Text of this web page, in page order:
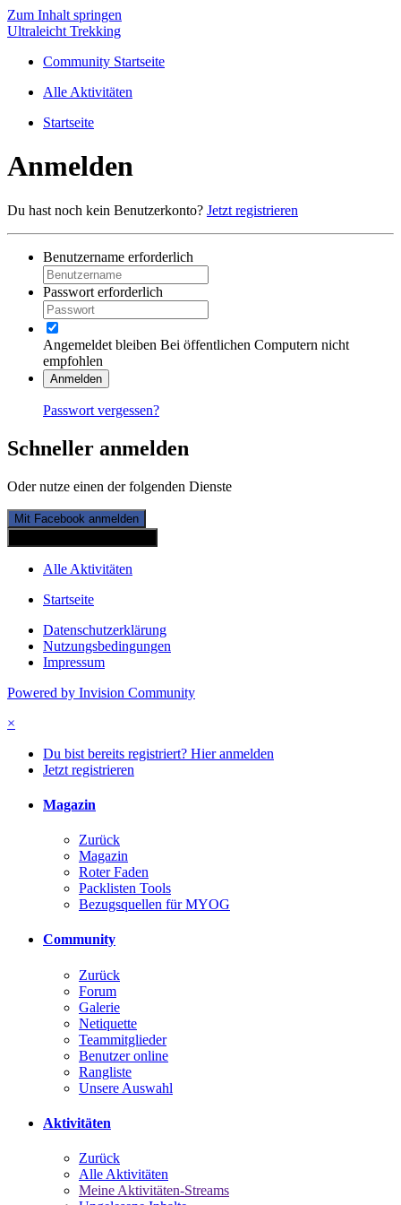
Zum Inhalt springen
Ultraleicht Trekking
Community Startseite
Alle Aktivitäten
Startseite
Anmelden
Du hast noch kein Benutzerkonto? Jetzt registrieren
Benutzername erforderlich
Passwort erforderlich
Angemeldet bleiben Bei öffentlichen Computern nicht
empfohlen
Anmelden
Passwort vergessen?
Schneller anmelden
Oder nutze einen der folgenden Dienste
Mit Facebook anmelden
Alle Aktivitäten
Startseite
Datenschutzerklärung
Nutzungsbedingungen
Impressum
Powered by Invision Community
×
Du bist bereits registriert? Hier anmelden
Jetzt registrieren
Magazin
Zurück
Magazin
Roter Faden
Packlisten Tools
Bezugsquellen für MYOG
Community
Zurück
Forum
Galerie
Netiquette
Teammitglieder
Benutzer online
Rangliste
Unsere Auswahl
Aktivitäten
Zurück
Alle Aktivitäten
Meine Aktivitäten-Streams